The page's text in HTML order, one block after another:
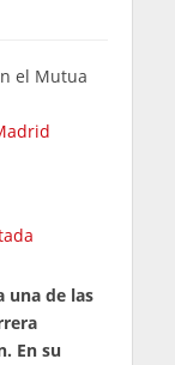
el Mutua
una de las
En su